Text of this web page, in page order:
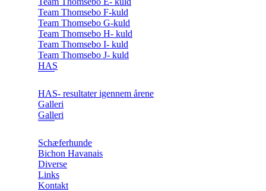
Team Thomsebo F-kuld
Team Thomsebo G-kuld
Team Thomsebo H- kuld
Team Thomsebo I- kuld
Team Thomsebo J- kuld
HAS
HAS- resultater igennem årene
Galleri
Galleri
Schæferhunde
Bichon Havanais
Diverse
Links
Kontakt